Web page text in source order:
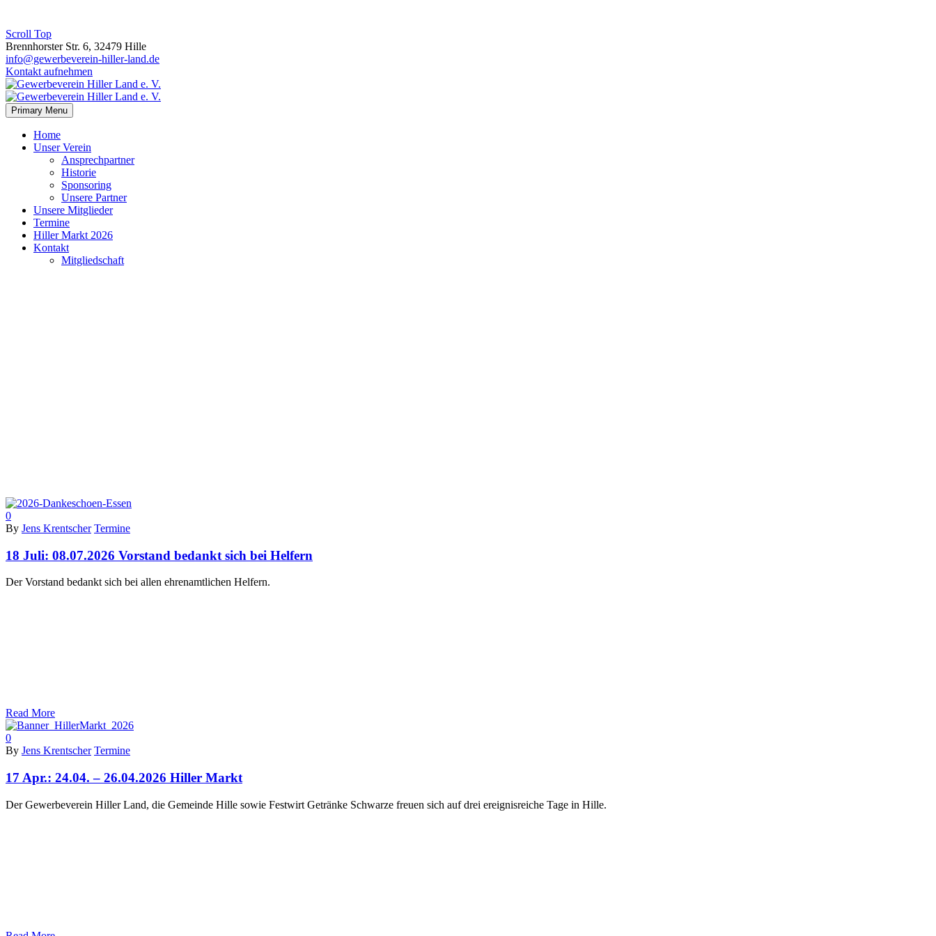
Scroll Top
Brennhorster Str. 6, 32479 Hille
info@gewerbeverein-hiller-land.de
Kontakt aufnehmen
Primary Menu
Home
Unser Verein
Ansprechpartner
Historie
Sponsoring
Unsere Partner
Unsere Mitglieder
Termine
Hiller Markt 2026
Kontakt
Mitgliedschaft
0
By Jens Krentscher Termine
18 Juli: 08.07.2026 Vorstand bedankt sich bei Helfern
Der Vorstand bedankt sich bei allen ehrenamtlichen Helfern.
Read More
0
By Jens Krentscher Termine
17 Apr.: 24.04. – 26.04.2026 Hiller Markt
Der Gewerbeverein Hiller Land, die Gemeinde Hille sowie Festwirt Getränke Schwarze freuen sich auf drei ereignisreiche Tage in Hille.